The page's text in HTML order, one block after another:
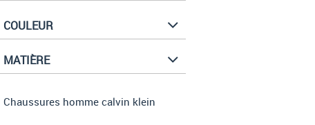
COULEUR
MATIÈRE
Chaussures homme calvin klein